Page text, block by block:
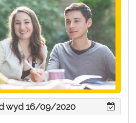
wyd 16/09/2020